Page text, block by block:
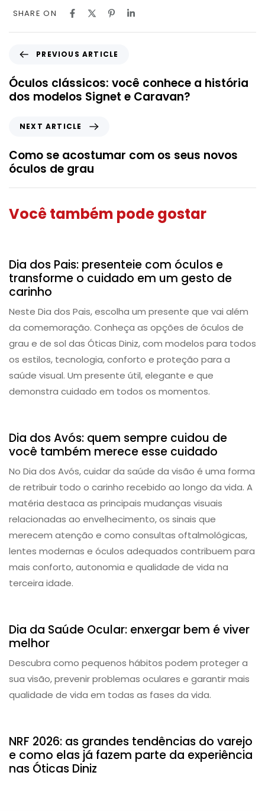
SHARE ON
PREVIOUS ARTICLE
Óculos clássicos: você conhece a história
dos modelos Signet e Caravan?
NEXT ARTICLE
Como se acostumar com os seus novos
óculos de grau
Você também pode gostar
Dia dos Pais: presenteie com óculos e
transforme o cuidado em um gesto de
carinho
Neste Dia dos Pais, escolha um presente que vai além
da comemoração. Conheça as opções de óculos de
grau e de sol das Óticas Diniz, com modelos para todos
os estilos, tecnologia, conforto e proteção para a
saúde visual. Um presente útil, elegante e que
demonstra cuidado em todos os momentos.
Dia dos Avós: quem sempre cuidou de
você também merece esse cuidado
No Dia dos Avós, cuidar da saúde da visão é uma forma
de retribuir todo o carinho recebido ao longo da vida. A
matéria destaca as principais mudanças visuais
relacionadas ao envelhecimento, os sinais que
merecem atenção e como consultas oftalmológicas,
lentes modernas e óculos adequados contribuem para
mais conforto, autonomia e qualidade de vida na
terceira idade.
Dia da Saúde Ocular: enxergar bem é viver
melhor
Descubra como pequenos hábitos podem proteger a
sua visão, prevenir problemas oculares e garantir mais
qualidade de vida em todas as fases da vida.
NRF 2026: as grandes tendências do varejo
e como elas já fazem parte da experiência
nas Óticas Diniz